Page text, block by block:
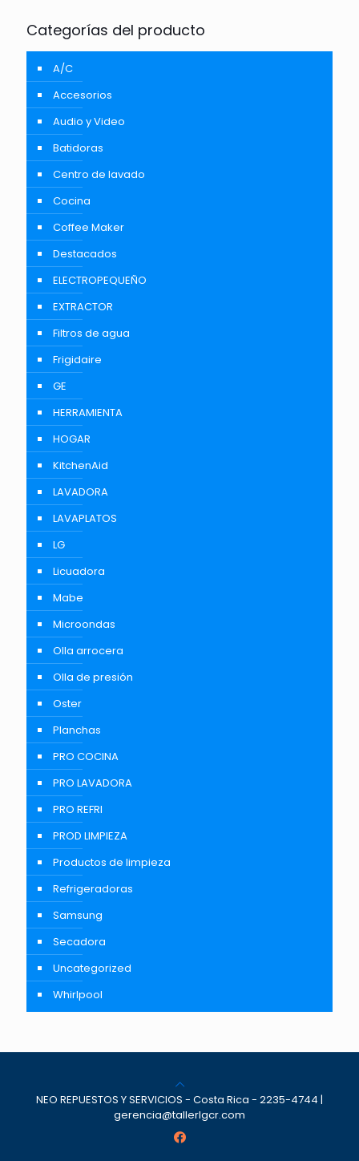
Categorías del producto
A/C
Accesorios
Audio y Video
Batidoras
Centro de lavado
Cocina
Coffee Maker
Destacados
ELECTROPEQUEÑO
EXTRACTOR
Filtros de agua
Frigidaire
GE
HERRAMIENTA
HOGAR
KitchenAid
LAVADORA
LAVAPLATOS
LG
Licuadora
Mabe
Microondas
Olla arrocera
Olla de presión
Oster
Planchas
PRO COCINA
PRO LAVADORA
PRO REFRI
PROD LIMPIEZA
Productos de limpieza
Refrigeradoras
Samsung
Secadora
Uncategorized
Whirlpool
NEO REPUESTOS Y SERVICIOS - Costa Rica - 2235-4744 |
gerencia@tallerlgcr.com